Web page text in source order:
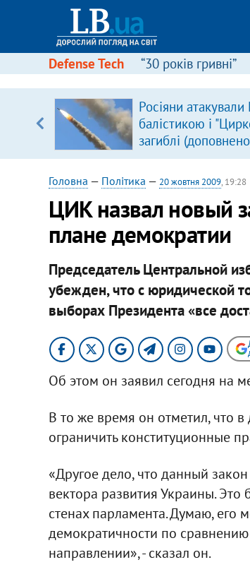
Defense Tech “30 років гривні”
Росіяни атакували
балістикою і
загиблі
Головна — Політика — 20 жовтня 2009, 19:28
ЦИК назвал новый
плане демократии
Председатель Центральной
убежден, что с юридической
выборах Президента «все
Об этом он заявил сегодня на
В то же время он отметил, что
ограничить конституционные
«Другое дело, что данный
вектора развития Украины.
стенах парламента. Думаю, его
демократичности по
направлении», - сказал он.